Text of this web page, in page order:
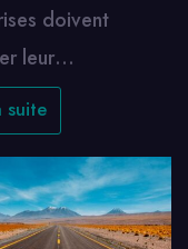
doivent
leur…
suite